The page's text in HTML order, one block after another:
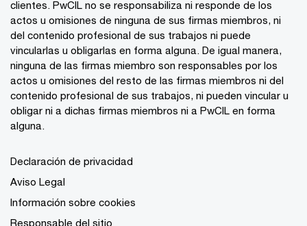
clientes. PwCIL no se responsabiliza ni responde de los
actos u omisiones de ninguna de sus firmas miembros, ni
del contenido profesional de sus trabajos ni puede
vincularlas u obligarlas en forma alguna. De igual manera,
ninguna de las firmas miembro son responsables por los
actos u omisiones del resto de las firmas miembros ni del
contenido profesional de sus trabajos, ni pueden vincular u
obligar ni a dichas firmas miembros ni a PwCIL en forma
alguna.
Declaración de privacidad
Aviso Legal
Información sobre cookies
Responsable del sitio